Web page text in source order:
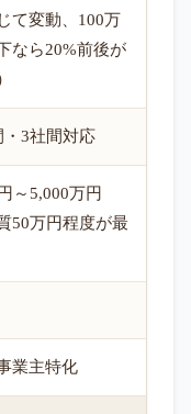
て変動、100万
なら20%前後が
・3社間対応
～5,000万円
50万円程度が最
業主特化